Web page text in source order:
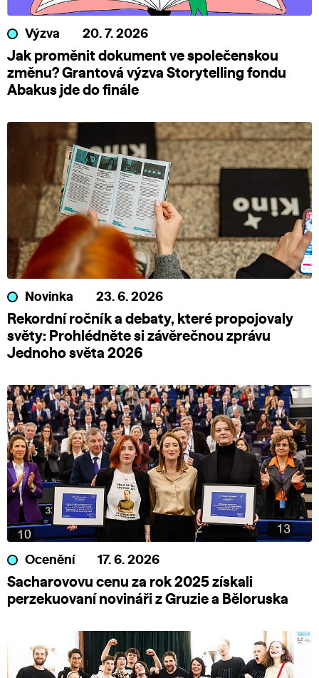
Výzva 20. 7. 2026
Jak proměnit dokument ve společenskou
změnu? Grantová výzva Storytelling fondu
Abakus jde do finále
Novinka 23. 6. 2026
Rekordní ročník a debaty, které propojovaly
světy: Prohlédněte si závěrečnou zprávu
Jednoho světa 2026
Ocenění 17. 6. 2026
Sacharovovu cenu za rok 2025 získali
perzekuovaní novináři z Gruzie a Běloruska